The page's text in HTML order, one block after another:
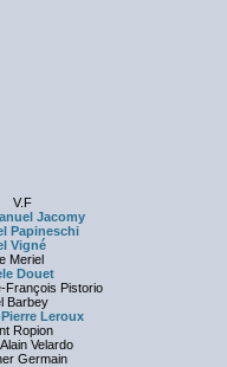
V.F
Jacomy
Papineschi
Vigné
Meriel
Douet
François Pistorio
Barbey
Leroux
Ropion
Velardo
Germain